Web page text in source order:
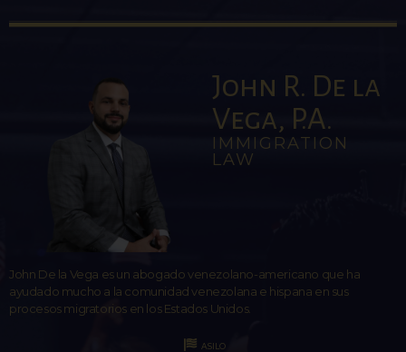
John R. De la
Vega, P.A.
IMMIGRATION
LAW
John De la Vega es un abogado venezolano-americano que ha
ayudado mucho a la comunidad venezolana e hispana en sus
procesos migratorios en los Estados Unidos.
ASILO